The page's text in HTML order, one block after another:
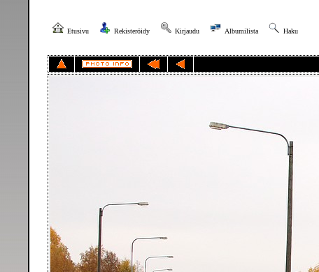
Etusivu Rekisteröidy Kirjaudu Albumilista Haku